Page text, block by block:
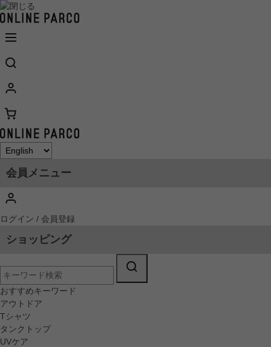
会員メニュー
ログイン / 会員登録
ショッピング
おすすめキーワード
アウトドア
Tシャツ
タンクトップ
UVケア